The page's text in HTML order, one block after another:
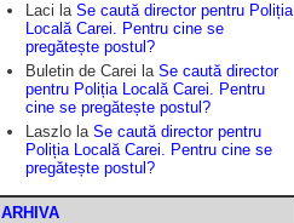
Laci la Se caută director pentru Poliția
Locală Carei. Pentru cine se
pregătește postul?
Buletin de Carei la Se caută director
pentru Poliția Locală Carei. Pentru
cine se pregătește postul?
Laszlo la Se caută director pentru
Poliția Locală Carei. Pentru cine se
pregătește postul?
ARHIVA